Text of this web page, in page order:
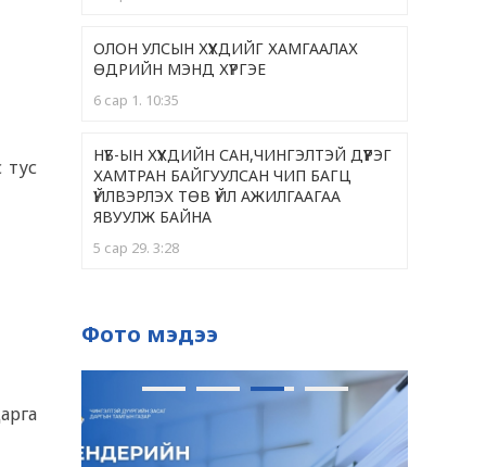
ОЛОН УЛСЫН ХҮҮХДИЙГ ХАМГААЛАХ
ӨДРИЙН МЭНД ХҮРГЭЕ
6 сар 1. 10:35
НҮБ-ЫН ХҮҮХДИЙН САН,ЧИНГЭЛТЭЙ ДҮҮРЭГ
ХАМТРАН БАЙГУУЛСАН ЧИП БАГЦ
ҮЙЛВЭРЛЭХ ТӨВ ҮЙЛ АЖИЛГААГАА
ЯВУУЛЖ БАЙНА
5 сар 29. 3:28
АЛДАР "НЭГ, ХОЁРДУГААР ОДОНГООР
ШАГНАГДЛАА
5 сар 28. 9:36
ОДОНТОЙ ЭЭЖҮҮДЭД ХҮНДЭТГЭЛ ҮЗҮҮЛЛЭЭ
5 сар 28. 9:33
Фото мэдээ